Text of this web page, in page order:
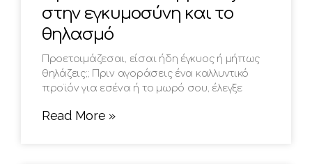
στην εγκυμοσύνη και το
θηλασμό
Προετοιμάζεσαι, είσαι ήδη έγκυος ή μήπως
θηλάζεις;; Πριν αγοράσεις ένα καλλυντικό
προϊόν για εσένα ή το μωρό σου, έλεγξε
Read More »